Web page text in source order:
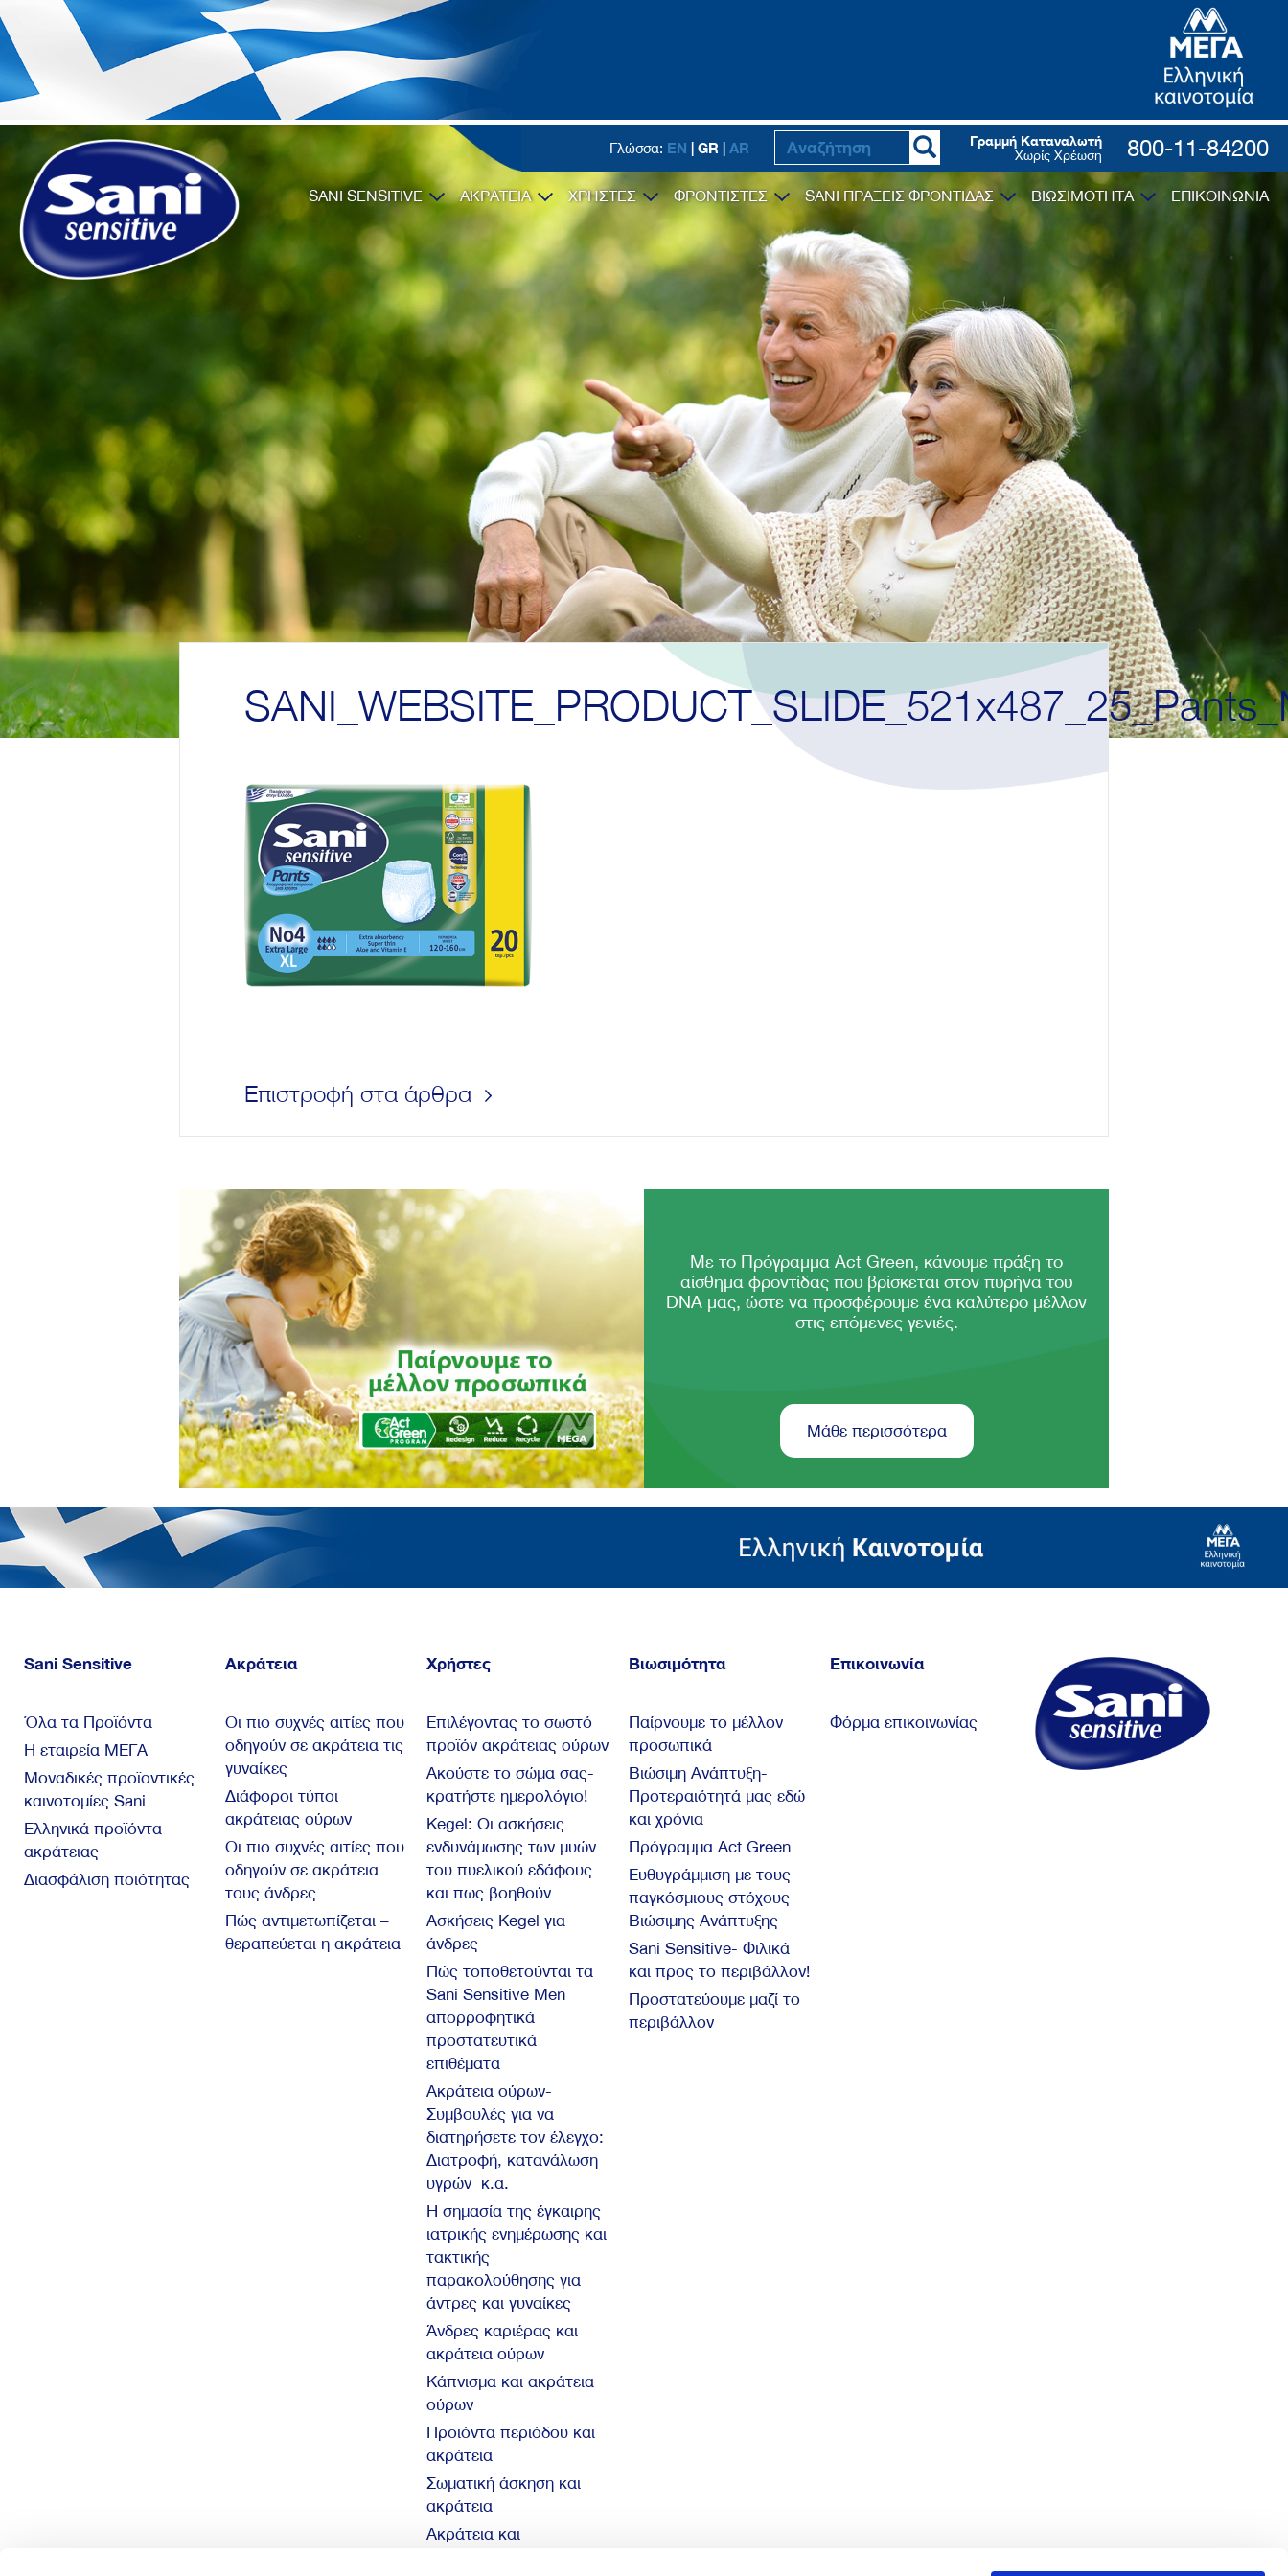
Γλώσσα: EN | GR | AR Γραμμή Καταναλωτή
Χωρίς Χρέωση 800-11-84200
SANI SENSITIVE ΑΚΡΑΤΕΙΑ ΧΡΗΣΤΕΣ ΦΡΟΝΤΙΣΤΕΣ SANI ΠΡΑΞΕΙΣ ΦΡΟΝΤΙΔΑΣ ΒΙΩΣΙΜΟΤΗΤΑ ΕΠΙΚΟΙΝΩΝΙΑ
Επιστροφή στα άρθρα
Με το Πρόγραμμα Act Green, κάνουμε πράξη το
αίσθημα φροντίδας που βρίσκεται στον πυρήνα του
DNA μας, ώστε να προσφέρουμε ένα καλύτερο μέλλον
στις επόμενες γενιές.
Μάθε περισσότερα
Sani Sensitive
Όλα τα Προϊόντα
Η εταιρεία ΜΕΓΑ
Μοναδικές προϊοντικές
καινοτομίες Sani
Ελληνικά προϊόντα
ακράτειας
Διασφάλιση ποιότητας
Ακράτεια
Οι πιο συχνές αιτίες που
οδηγούν σε ακράτεια τις
γυναίκες
Διάφοροι τύποι
ακράτειας ούρων
Οι πιο συχνές αιτίες που
οδηγούν σε ακράτεια
τους άνδρες
Πώς αντιμετωπίζεται –
θεραπεύεται η ακράτεια
Χρήστες
Επιλέγοντας το σωστό
προϊόν ακράτειας ούρων
Ακούστε το σώμα σας-
κρατήστε ημερολόγιο!
Kegel: Oι ασκήσεις
ενδυνάμωσης των μυών
του πυελικού εδάφους
και πως βοηθούν
Ασκήσεις Kegel για
άνδρες
Πώς τοποθετούνται τα
Sani Sensitive Men
απορροφητικά
προστατευτικά
επιθέματα
Ακράτεια ούρων-
Συμβουλές για να
διατηρήσετε τον έλεγχο:
Διατροφή, κατανάλωση
υγρών κ.α.
Η σημασία της έγκαιρης
ιατρικής ενημέρωσης και
τακτικής
παρακολούθησης για
άντρες και γυναίκες
Άνδρες καριέρας και
ακράτεια ούρων
Κάπνισμα και ακράτεια
ούρων
Προϊόντα περιόδου και
ακράτεια
Σωματική άσκηση και
ακράτεια
Ακράτεια και
Βιωσιμότητα
Παίρνουμε το μέλλον
προσωπικά
Βιώσιμη Ανάπτυξη-
Προτεραιότητά μας εδώ
και χρόνια
Πρόγραμμα Act Green
Ευθυγράμμιση με τους
παγκόσμιους στόχους
Βιώσιμης Ανάπτυξης
Sani Sensitive- Φιλικά
και προς το περιβάλλον!
Προστατεύουμε μαζί το
περιβάλλον
Επικοινωνία
Φόρμα επικοινωνίας